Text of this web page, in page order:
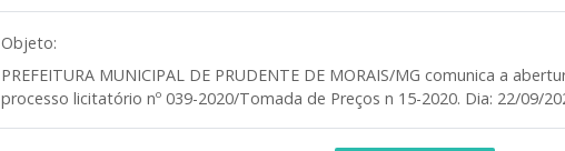
Objeto:
PREFEITURA MUNICIPAL DE PRUDENTE DE MORAIS/MG comunica a
processo licitatório nº 039-2020/Tomada de Preços n 15-2020. Dia: 22/09/